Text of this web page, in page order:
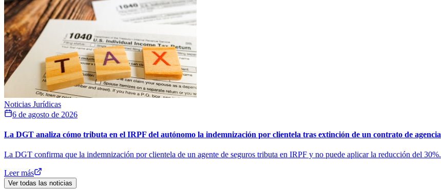
Noticias Jurídicas
6 de agosto de 2026
La DGT analiza cómo tributa en el IRPF del autónomo la indemnización por clientela tras extinción de un contrato de agencia
La DGT confirma que la indemnización por clientela de un agente de seguros tributa en IRPF y no puede aplicar la reducción del 30%.
Leer más
Ver todas las noticias